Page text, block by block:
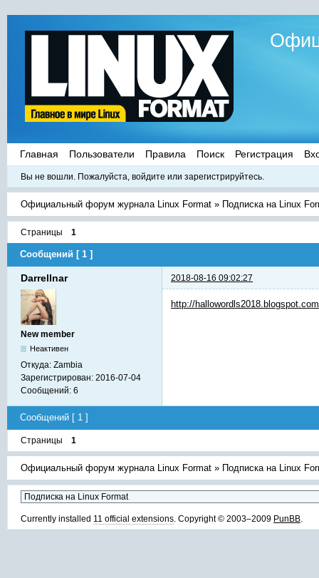
Главная Пользователи Правила Поиск Регистрация
Вы не вошли. Пожалуйста, войдите или зарегистрируйтесь.
Официальный форум журнала Linux Format » Подписка на Linux
Страницы 1
Сообщений [ 1 ]
Darrellnar 2018-08-16 09:02:27
New member
Неактивен
Откуда: Zambia
Зарегистрирован: 2016-07-04
Сообщений: 6
http://
Сообщений [ 1 ]
Страницы 1
Официальный форум журнала Linux Format » Подписка на Linux
Currently installed 11 official extensions . Copyright © 2003–2009 PunBB